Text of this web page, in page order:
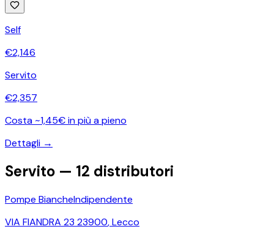
Self
€2,146
Servito
€2,357
Costa ~1,45€ in più a pieno
Dettagli →
Servito — 12 distributori
Pompe BiancheIndipendente
VIA FIANDRA 23 23900,Lecco